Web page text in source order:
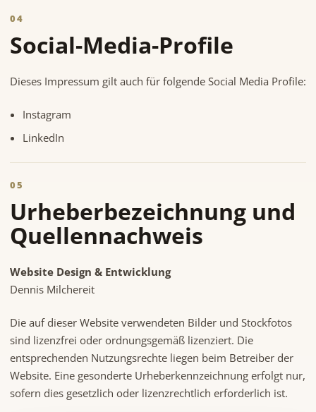
04
Social-Media-Profile
Dieses Impressum gilt auch für folgende Social Media Profile:
Instagram
LinkedIn
05
Urheberbezeichnung und
Quellennachweis
Website Design & Entwicklung
Dennis Milchereit
Die auf dieser Website verwendeten Bilder und Stockfotos
sind lizenzfrei oder ordnungsgemäß lizenziert. Die
entsprechenden Nutzungsrechte liegen beim Betreiber der
Website. Eine gesonderte Urheberkennzeichnung erfolgt nur,
sofern dies gesetzlich oder lizenzrechtlich erforderlich ist.